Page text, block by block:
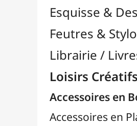
Agrafeuses Simples et Murales
Aimants
Bougies
Boutons & Button Press
Clous / Pointes / Épingles
Coloriage
Crochets de Tricot